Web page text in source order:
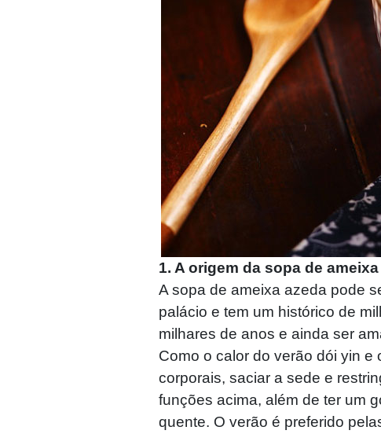
1. A origem da sopa de
A sopa de ameixa azeda pode
palácio e tem um histórico de
milhares de anos e ainda ser
Como o calor do verão dói yin e
corporais, saciar a sede e
funções acima, além de ter um
quente. O verão é preferido